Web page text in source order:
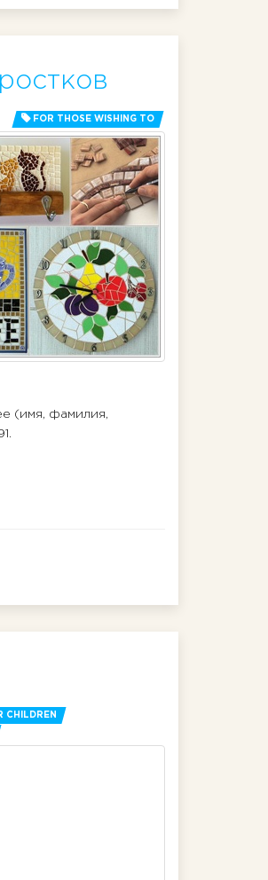
FOR THOSE WISHING TO
(имя, фамилия,
CHILDREN